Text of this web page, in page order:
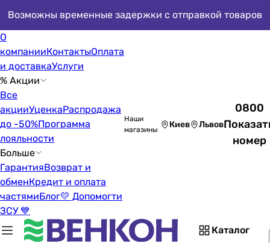
Возможны временные задержки с отправкой товаров
О
компанииКонтактыОплата
и доставкаУслуги
% Акции
Все
акцииУценкаРаспродажа
до -50%Программа
лояльности
Больше
ГарантияВозврат и
обменКредит и оплата
частямиБлог💛 Допомогти
ЗСУ 💙
Наши
магазины
Киев Львов
0800
номер
Каталог